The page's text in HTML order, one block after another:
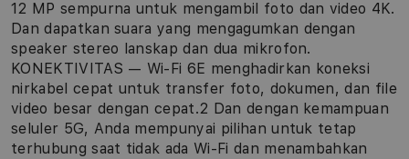
12 MP sempurna untuk mengambil foto dan video 4K.
Dan dapatkan suara yang mengagumkan dengan
speaker stereo lanskap dan dua mikrofon.
KONEKTIVITAS — Wi-Fi 6E menghadirkan koneksi
nirkabel cepat untuk transfer foto, dokumen, dan file
video besar dengan cepat.2 Dan dengan kemampuan
seluler 5G, Anda mempunyai pilihan untuk tetap
terhubung saat tidak ada Wi-Fi dan menambahkan